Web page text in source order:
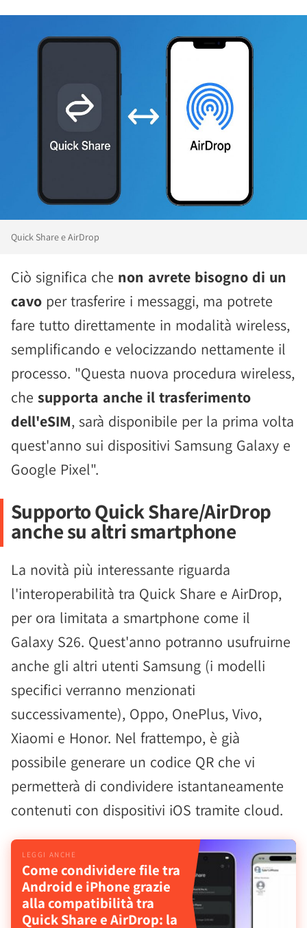
Quick Share e AirDrop
Ciò significa che non avrete bisogno di un
cavo per trasferire i messaggi, ma potrete
fare tutto direttamente in modalità wireless,
semplificando e velocizzando nettamente il
processo. "Questa nuova procedura wireless,
che supporta anche il trasferimento
dell'eSIM, sarà disponibile per la prima volta
quest'anno sui dispositivi Samsung Galaxy e
Google Pixel".
Supporto Quick Share/AirDrop
anche su altri smartphone
La novità più interessante riguarda
l'interoperabilità tra Quick Share e AirDrop,
per ora limitata a smartphone come il
Galaxy S26. Quest'anno potranno usufruirne
anche gli altri utenti Samsung (i modelli
specifici verranno menzionati
successivamente), Oppo, OnePlus, Vivo,
Xiaomi e Honor. Nel frattempo, è già
possibile generare un codice QR che vi
permetterà di condividere istantaneamente
contenuti con dispositivi iOS tramite cloud.
Come condividere file tra
Android e iPhone grazie
alla compatibilità tra
Quick Share e AirDrop: la